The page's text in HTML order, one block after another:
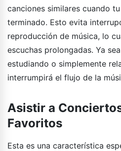
canciones similares cuando
terminado. Esto evita
reproducción de música, lo
escuchas prolongadas. Ya
estudiando o simplemente
interrumpirá el flujo de la
Asistir a
Favoritos
Esta es una característica